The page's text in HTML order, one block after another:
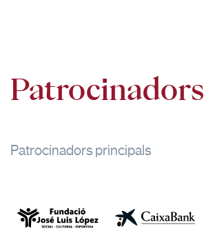
Patrocinadors
Patrocinadors principals